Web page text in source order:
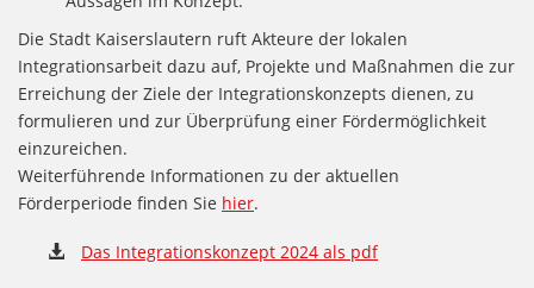
Die Stadt Kaiserslautern ruft Akteure der lokalen
Integrationsarbeit dazu auf, Projekte und Maßnahmen die zur
Erreichung der Ziele der Integrationskonzepts dienen, zu
formulieren und zur Überprüfung einer Fördermöglichkeit
einzureichen.
Weiterführende Informationen zu der aktuellen
Förderperiode finden Sie hier.
Das Integrationskonzept 2024 als pdf